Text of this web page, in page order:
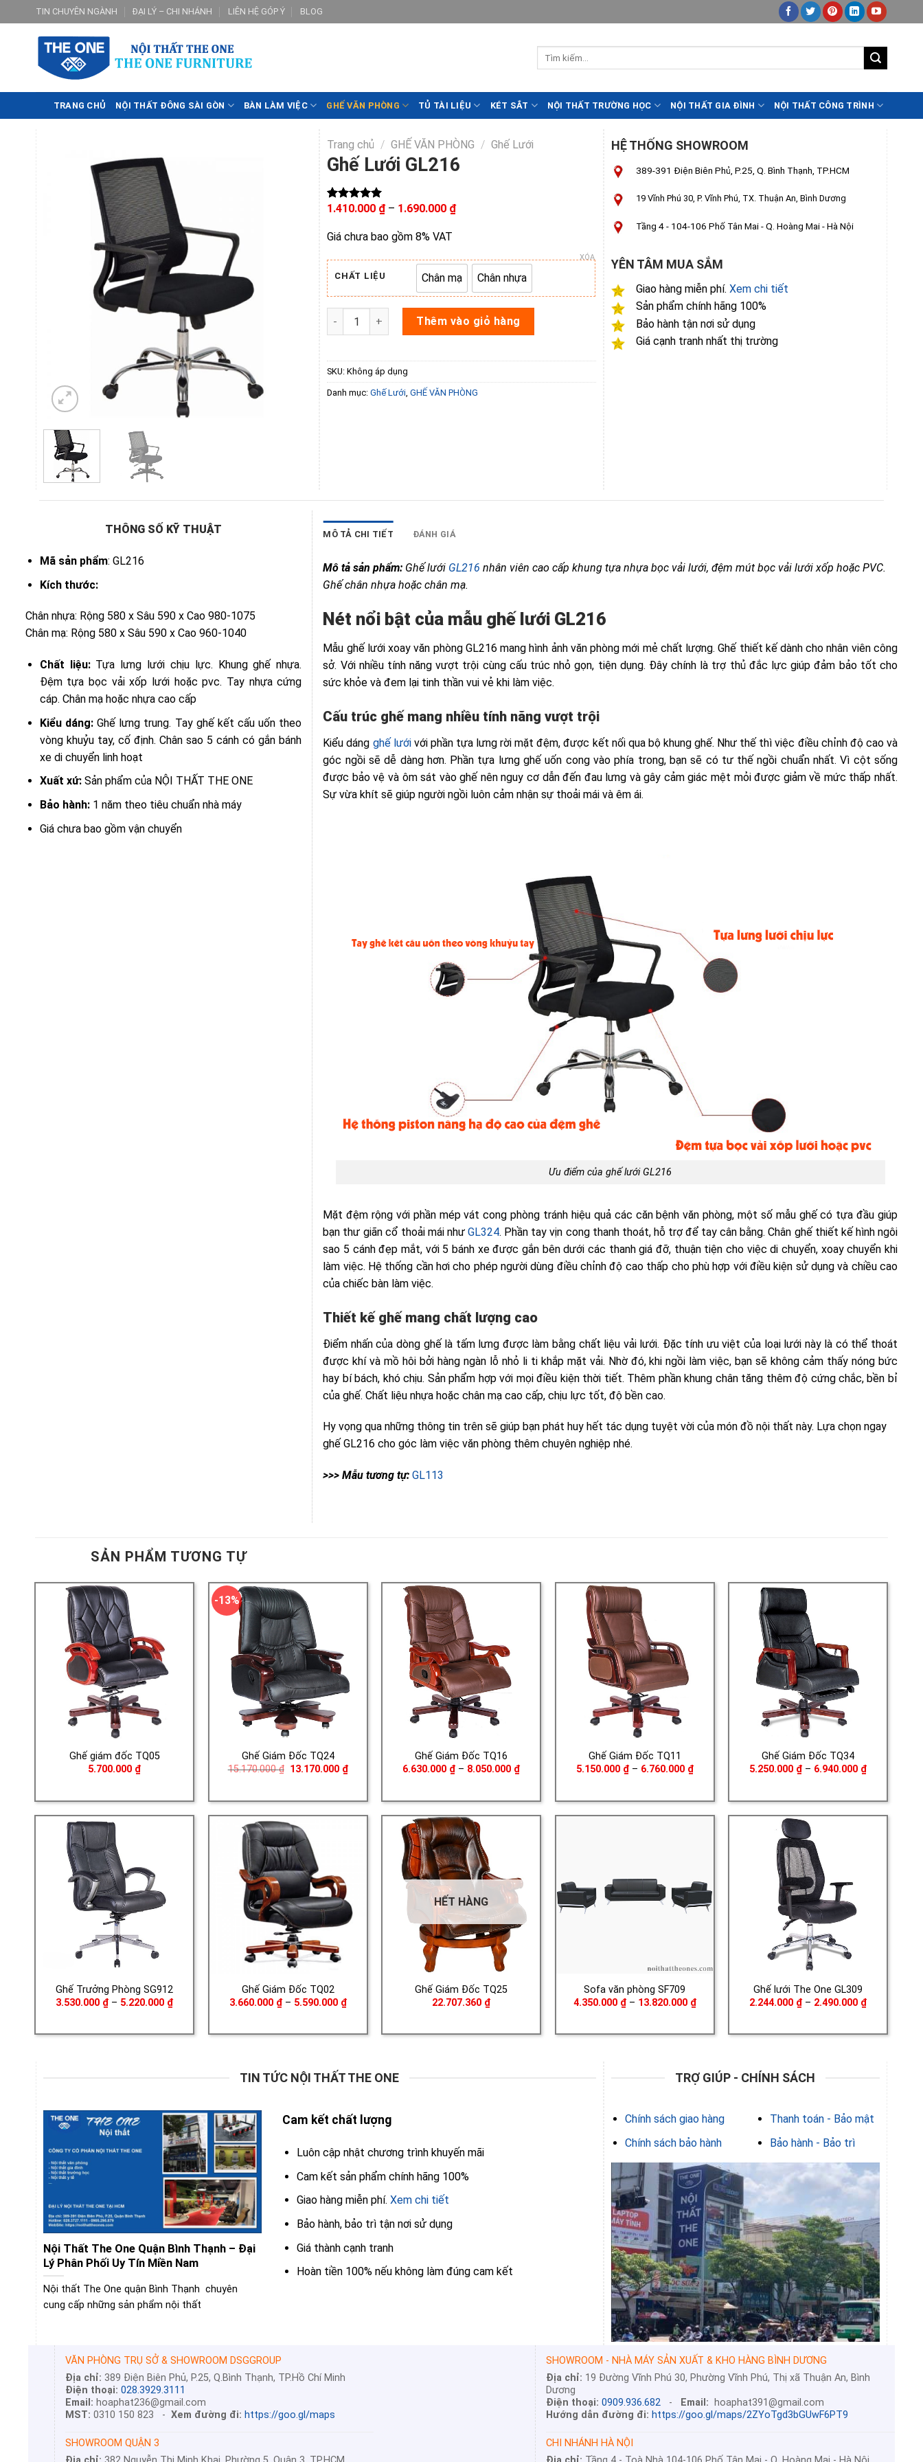
to
content
TIN CHUYÊN NGÀNH ĐẠI LÝ – CHI NHÁNH LIÊN HỆ GÓP Ý BLOG
TRANG CHỦ NỘI THẤT ĐÔNG SÀI GÒN BÀN LÀM VIỆC GHẾ VĂN PHÒNG TỦ TÀI LIỆU KÉT SẮT NỘI THẤT TRƯỜNG HỌC NỘI THẤT GIA ĐÌNH NỘI THẤT CÔNG TRÌNH
Trang chủ / GHẾ VĂN PHÒNG / Ghế Lưới
Ghế Lưới GL216
5.00 trên 5
2
đánh giá
1.410.000 ₫ – 1.690.000 ₫Khoảng
1.690.000 ₫
Giá chưa bao gồm 8% VAT
CHẤT LIỆU Chân mạChân mạChân nhựa
Chân nhựa
XÓA
Ghế Lưới GL216 số lượngThêm vào giỏ hàng
SKU:Không áp dụng
Danh mục:Ghế Lưới ,GHẾ VĂN PHÒNG
HỆ THỐNG SHOWROOM
389-391 Điện Biên Phủ, P.25, Q. Bình Thạnh, TP.HCM
19 Vĩnh Phú 30, P. Vĩnh Phú, TX. Thuận An, Bình Dương
Tầng 4 - 104-106 Phố Tân Mai - Q. Hoàng Mai - Hà Nội
YÊN TÂM MUA SẮM
Giao hàng miễn phí. Xem chi tiết
Sản phẩm chính hãng 100%
Bảo hành tận nơi sử dụng
Giá cạnh tranh nhất thị trường
THÔNG SỐ KỸ THUẬT
Mã sản phẩm: GL216
Kích thước:
Chân nhựa: Rộng 580 x Sâu 590 x Cao 980-1075
Chân mạ: Rộng 580 x Sâu 590 x Cao 960-1040
Chất liệu:Tựa lưng lưới chịu lực. Khung ghế nhựa.
Đệm tựa bọc vải xốp lưới hoặc pvc. Tay nhựa cứng
cáp. Chân mạ hoặc nhựa cao cấp
Kiểu dáng:Ghế lưng trung. Tay ghế kết cấu uốn theo
vòng khuỷu tay, cố định. Chân sao 5 cánh có gắn bánh
xe di chuyển linh hoạt
Xuất xứ:Sản phẩm của NỘI THẤT THE ONE
Bảo hành:1 năm theo tiêu chuẩn nhà máy
Giá chưa bao gồm vận chuyển
MÔ TẢ CHI TIẾT ĐÁNH GIÁ
Mô tả sản phẩm: GL216
Ưu điểm của ghế lưới GL216
>>> Mẫu tương tự:
SẢN PHẨM TƯƠNG TỰ
Ghế giám đốc TQ05
5.700.000 ₫
-13%
Ghế Giám Đốc TQ24
15.170.000₫ Giá
15.170.000 ₫.
13.170.000 ₫Giá
là:
Ghế Giám Đốc TQ16
6.630.000 ₫ – 8.050.000 ₫Khoảng
6.630.000 ₫
8.050.000 ₫
Ghế Giám Đốc TQ11
5.150.000 ₫ – 6.760.000 ₫Khoảng
5.150.000 ₫
6.760.000 ₫
Ghế Giám Đốc TQ34
5.250.000 ₫ – 6.940.000 ₫Khoảng
5.250.000 ₫
6.940.000 ₫
Ghế Trưởng Phòng SG912
3.530.000 ₫ – 5.220.000 ₫Khoảng
3.530.000 ₫
Ghế Giám Đốc TQ02
3.660.000 ₫ – 5.590.000 ₫Khoảng
giá:
3.660.000 ₫
HẾT HÀNG
Ghế Giám Đốc TQ25
22.707.360 ₫
Sofa văn phòng SF709
4.350.000 ₫ – 13.820.000 ₫Khoảng
giá:
4.350.000 ₫
Ghế lưới The One GL309
2.244.000 ₫ – 2.490.000 ₫Khoảng
2.244.000 ₫
TIN TỨC NỘI THẤT THE ONE
Nội Thất The One Quận Bình Thạnh – Đại
Lý Phân Phối Uy Tín Miền Nam
Nội thất The One quận Bình Thạnh chuyên
cung cấp những sản phẩm nội thất
Cam kết chất lượng
Luôn cập nhật chương trình khuyến mãi
Cam kết sản phẩm chính hãng 100%
Giao hàng miễn phí. Xem chi tiết
Bảo hành, bảo trì tận nơi sử dụng
Giá thành cạnh tranh
Hoàn tiền 100% nếu không làm đúng cam kết
TRỢ GIÚP - CHÍNH SÁCH
Chính sách giao hàng
Chính sách bảo hành
Thanh toán - Bảo mật
Bảo hành - Bảo trì
VĂN PHÒNG TRỤ SỞ & SHOWROOM DSGGROUP
Địa chỉ: 389 Điện Biên Phủ, P.25, Q.Bình Thạnh, TP.Hồ Chí Minh
Điện thoại: 028.3929.3111
Email: hoaphat236@gmail.com
MST: 0310 150 823 - Xem đường đi: https://goo.gl/maps
SHOWROOM QUẬN 3
SHOWROOM - NHÀ MÁY SẢN XUẤT & KHO HÀNG BÌNH DƯƠNG
Địa chỉ: 19 Đường Vĩnh Phú 30, Phường Vĩnh Phú, Thị xã Thuận An, Bình
Dương
Điện thoại: 0909.936.682- Email: hoaphat391@gmail.com
Hướng dẫn đường đi: https://goo.gl/maps/2ZYoTgd3bGUwF6PT9
CHI NHÁNH HÀ NỘI